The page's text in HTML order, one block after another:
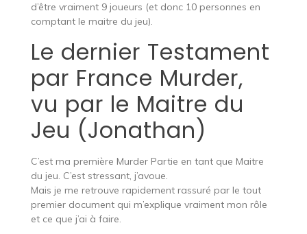
d’être vraiment 9 joueurs (et donc 10 personnes en
comptant le maitre du jeu).
Le dernier Testament
par France Murder,
vu par le Maitre du
Jeu (Jonathan)
C’est ma première Murder Partie en tant que Maitre
du jeu. C’est stressant, j’avoue.
Mais je me retrouve rapidement rassuré par le tout
premier document qui m’explique vraiment mon rôle
et ce que j’ai à faire.